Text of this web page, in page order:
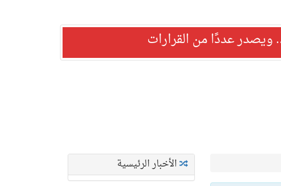
عددًا من القرارات
الأخبار الرئيسية